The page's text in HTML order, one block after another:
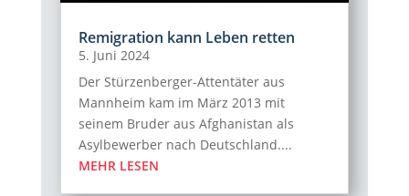
Remigration kann Leben retten
5. Juni 2024
Der Stürzenberger-Attentäter aus
Mannheim kam im März 2013 mit
seinem Bruder aus Afghanistan als
Asylbewerber nach Deutschland....
MEHR LESEN